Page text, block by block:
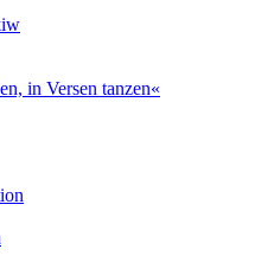
in Versen tanzen«